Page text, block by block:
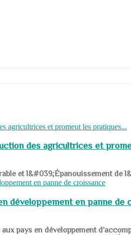
des agricultrices et
et l&#039;Épanouissement de
développement en panne de
pays en développement